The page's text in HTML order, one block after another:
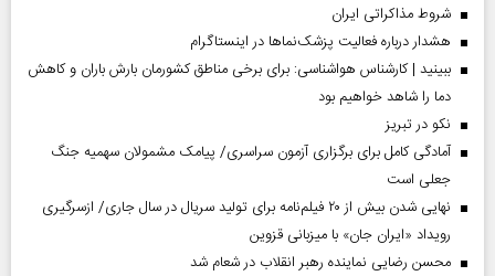
شروط مذاکراتی ایران
هشدار درباره فعالیت پزشک‌نما‌ها در اینستاگرام
ببینید | کارشناس هواشناسی: برای برخی مناطق کشورمان بارش باران و کاهش
دما را شاهد خواهیم بود
نکو در تبریز
آمادگی کامل برای برگزاری آزمون سراسری/ پیامک مشمولان سهمیه جنگ
جعلی است
نهایی شدن بیش از ۲۰ فیلم‌نامه برای تولید سریال در سال جاری/ ازسرگیری
رویداد «ایران جان» با میزبانی قزوین
محسن رضایی نماینده رهبر انقلاب در شعام شد